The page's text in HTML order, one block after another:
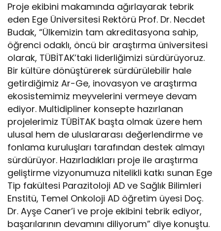
Proje ekibini makamında ağırlayarak tebrik
eden Ege Üniversitesi Rektörü Prof. Dr. Necdet
Budak, “Ülkemizin tam akreditasyona sahip,
öğrenci odaklı, öncü bir araştırma üniversitesi
olarak, TÜBİTAK’taki liderliğimizi sürdürüyoruz.
Bir kültüre dönüştürerek sürdürülebilir hale
getirdiğimiz Ar-Ge, inovasyon ve araştırma
ekosistemimiz meyvelerini vermeye devam
ediyor. Multidipliner konsepte hazırlanan
projelerimiz TÜBİTAK başta olmak üzere hem
ulusal hem de uluslararası değerlendirme ve
fonlama kuruluşları tarafından destek almayı
sürdürüyor. Hazırladıkları proje ile araştırma
geliştirme vizyonumuza nitelikli katkı sunan Ege
Tip fakültesi Parazitoloji AD ve Sağlık Bilimleri
Enstitü, Temel Onkoloji AD öğretim üyesi Doç.
Dr. Ayşe Caner’i ve proje ekibini tebrik ediyor,
başarılarının devamını diliyorum” diye konuştu.